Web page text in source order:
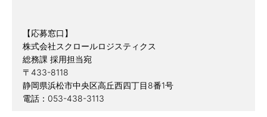
【応募窓口】
株式会社スクロールロジスティクス
総務課 採用担当宛
〒433-8118
静岡県浜松市中央区高丘西四丁目8番1号
電話：053-438-3113